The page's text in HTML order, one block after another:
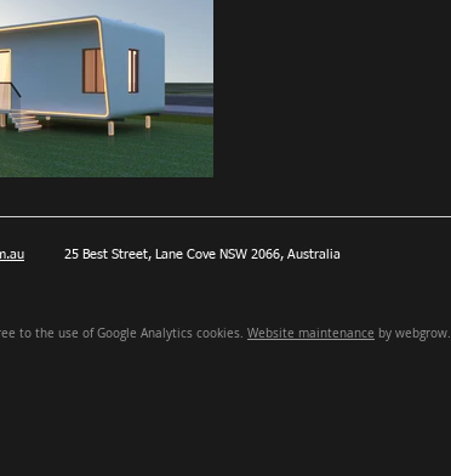
25 Best Street, Lane Cove NSW 2066, Australia
to the use of Google Analytics cookies. Website maintenance by webgrow.